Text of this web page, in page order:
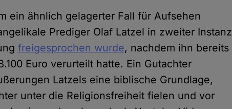
ein ähnlich gelagerter Fall für Aufsehen
Prediger Olaf Latzel in zweiter Instanz
freigesprochen wurde, nachdem ihn bereits
Euro verurteilt hatte. Ein Gutachter
Latzels eine biblische Grundlage,
unter die Religionsfreiheit fielen und vor